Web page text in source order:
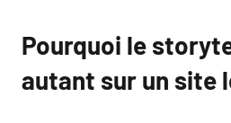
Pourquoi le
autant sur un site